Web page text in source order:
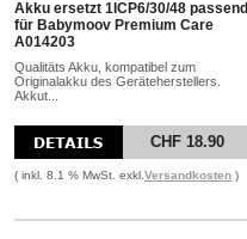
Akku ersetzt 1ICP6/30/48 passend
für Babymoov Premium Care
A014203
Qualitäts Akku, kompatibel zum
Originalakku des Geräteherstellers.
Akkut...
CHF 18.90
( inkl. 8.1 % MwSt. exkl. Versandkosten )